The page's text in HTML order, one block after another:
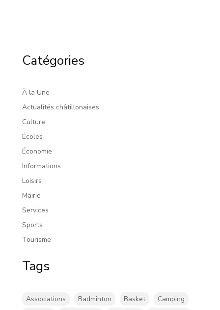
Catégories
À la Une
Actualités châtillonaises
Culture
Écoles
Économie
Informations
Loisirs
Mairie
Services
Sports
Tourisme
Tags
Associations Badminton Basket
Camping